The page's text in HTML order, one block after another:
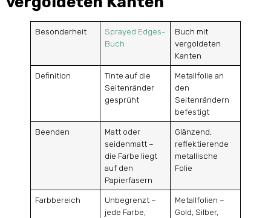
Besonderheit
Sprayed Edges-
Buch
Buch mit
vergoldeten
Kanten
Definition
Tinte auf die
Seitenränder
gesprüht
Metallfolie an
den
Seitenrändern
befestigt
Beenden
Matt oder
seidenmatt –
die Farbe liegt
auf den
Papierfasern
Glänzend,
reflektierende
metallische
Folie
Farbbereich
Unbegrenzt –
jede Farbe,
Metallfolien –
Gold, Silber,